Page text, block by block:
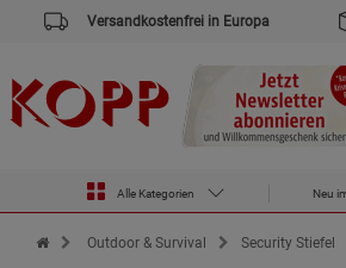
Versandkostenfrei in Europa
Alle Kategorien Neu
Zur Startseite des Kopp Verlag Online-Shop
Outdoor & Survival Security Stiefel